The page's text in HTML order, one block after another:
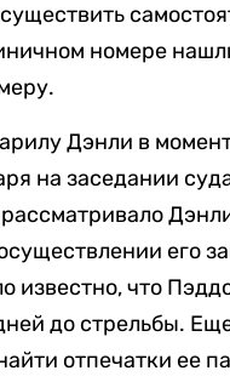
номере
Дэнли в
на заседании
его
известно, что
до стрельбы.
отпечатки ее